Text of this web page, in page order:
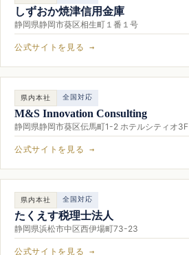
しずおか焼津信用金庫
静岡県静岡市葵区相生町１番１号
公式サイトを見る →
県内本社 全国対応
M&S Innovation Consulting
静岡県静岡市葵区伝馬町1-2 ホテルシティオ3F
公式サイトを見る →
県内本社 全国対応
たくえす税理士法人
静岡県浜松市中区西伊場町73-23
公式サイトを見る →